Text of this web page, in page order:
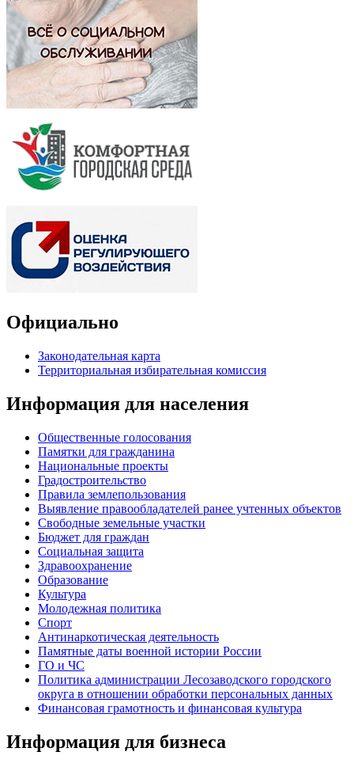
Официально
Законодательная карта
Территориальная избирательная комиссия
Информация для населения
Общественные голосования
Памятки для гражданина
Национальные проекты
Градостроительство
Правила землепользования
Выявление правообладателей ранее учтенных объектов
Свободные земельные участки
Бюджет для граждан
Социальная защита
Здравоохранение
Образование
Культура
Молодежная политика
Спорт
Антинаркотическая деятельность
Памятные даты военной истории России
ГО и ЧС
Политика администрации Лесозаводского городского
округа в отношении обработки персональных данных
Финансовая грамотность и финансовая культура
Информация для бизнеса